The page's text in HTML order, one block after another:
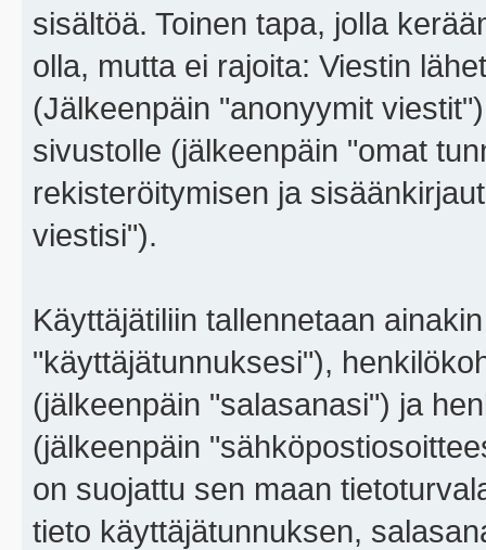
sisältöä. Toinen tapa, jolla
olla, mutta ei rajoita: Viestin
(Jälkeenpäin "anonyymit
sivustolle (jälkeenpäin "omat
rekisteröitymisen ja
viestisi").
Käyttäjätiliin tallennetaan
"käyttäjätunnuksesi"),
(jälkeenpäin "salasanasi") ja
(jälkeenpäin
on suojattu sen maan
tieto käyttäjätunnuksen,